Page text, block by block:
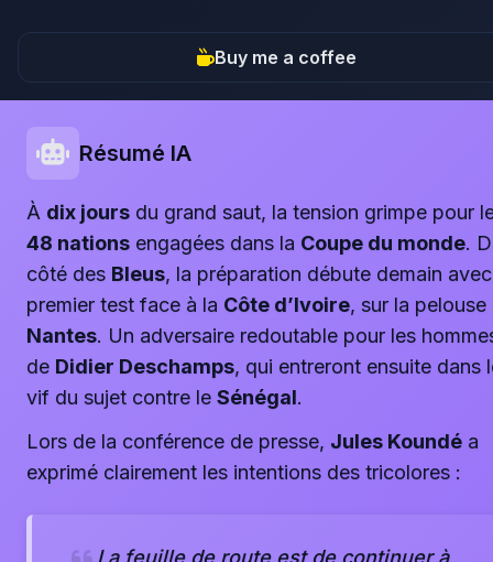
Buy me a coffee
Résumé IA
À dix jours du grand saut, la tension grimpe pour
48 nations engagées dans la Coupe du monde.
côté des Bleus, la préparation débute demain
premier test face à la Côte d’Ivoire, sur la pelouse
Nantes. Un adversaire redoutable pour les
de Didier Deschamps, qui entreront ensuite dans
vif du sujet contre le Sénégal.
Lors de la conférence de presse, Jules Koundé a
exprimé clairement les intentions des tricolores :
La feuille de route est de continuer à